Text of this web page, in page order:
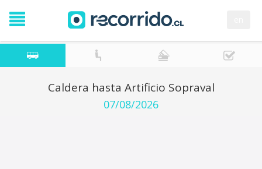
Caldera hasta Artificio Sopraval
07/08/2026